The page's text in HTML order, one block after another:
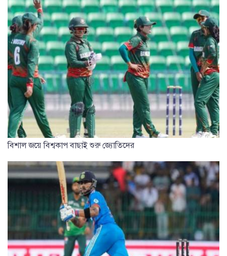
বিশাল জয়ে বিশ্বকাপ বাছাই শুরু জ্যোতিদের